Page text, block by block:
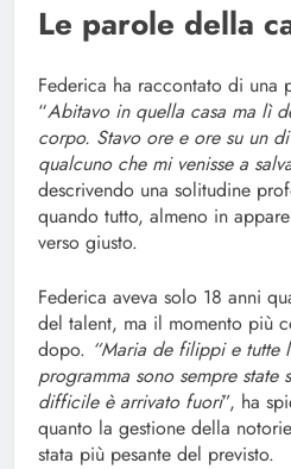
Le parole della
Federica ha raccontato di una
“Abitavo in quella casa ma lì
corpo. Stavo ore e ore su un
qualcuno che mi venisse a
descrivendo una solitudine
quando tutto, almeno in
verso giusto.
Federica aveva solo 18 anni
del talent, ma il momento più
dopo. “Maria de filippi e tutte
programma sono sempre
difficile è arrivato fuori”, ha
quanto la gestione della
stata più pesante del previsto.